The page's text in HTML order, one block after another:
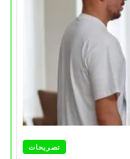
تصريحات